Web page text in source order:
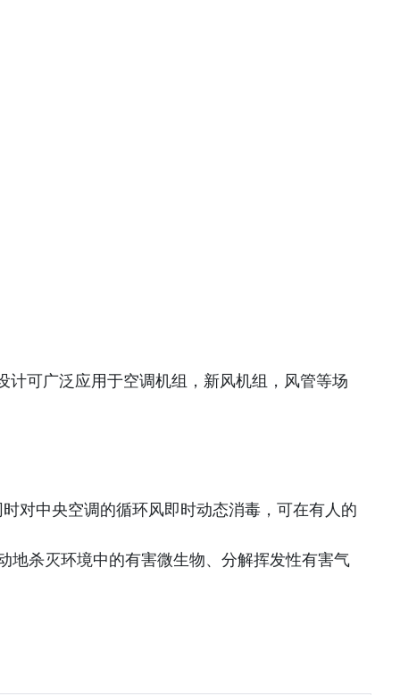
可广泛应用于空调机组，新风机组，风管等场
对中央空调的循环风即时动态消毒，可在有人的
地杀灭环境中的有害微生物、分解挥发性有害气